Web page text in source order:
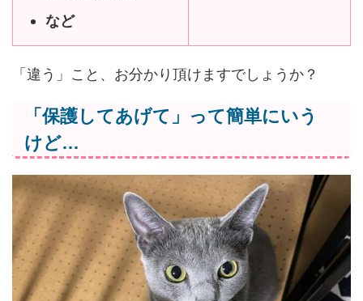
など
「違う」こと、お分かり頂けますでしょうか？
「保護してあげて」って簡単にいう
けど…